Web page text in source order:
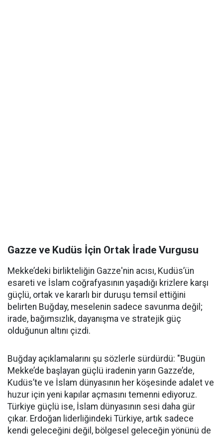
Gazze ve Kudüs İçin Ortak İrade Vurgusu
Mekke’deki birlikteliğin Gazze'nin acısı, Kudüs’ün
esareti ve İslam coğrafyasının yaşadığı krizlere karşı
güçlü, ortak ve kararlı bir duruşu temsil ettiğini
belirten Buğday, meselenin sadece savunma değil;
irade, bağımsızlık, dayanışma ve stratejik güç
olduğunun altını çizdi.
Buğday açıklamalarını şu sözlerle sürdürdü: "Bugün
Mekke’de başlayan güçlü iradenin yarın Gazze’de,
Kudüs’te ve İslam dünyasının her köşesinde adalet ve
huzur için yeni kapılar açmasını temenni ediyoruz.
Türkiye güçlü ise, İslam dünyasının sesi daha gür
çıkar. Erdoğan liderliğindeki Türkiye, artık sadece
kendi geleceğini değil, bölgesel geleceğin yönünü de